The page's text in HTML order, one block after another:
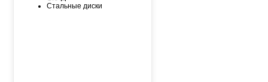
TORQUE
Стальные диски